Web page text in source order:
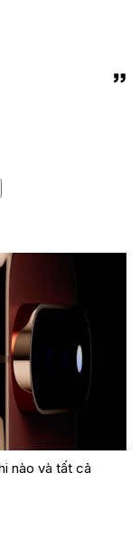
nào và tất cả